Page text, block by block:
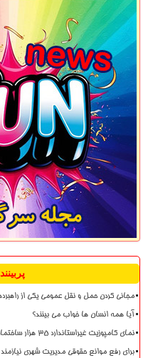
مجانی کردن حمل و نقل عمومی یکی از
آیا همه انسان ها خواب می بینند؟
نمای کامپوزیت غیراستاندارد ۳۵ هزار ساختمان در تهران
برای رفع موانع حقوقی مدیریت شهری